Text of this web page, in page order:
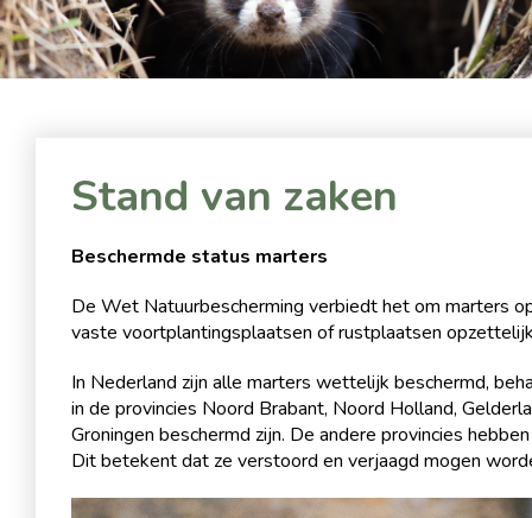
Stand van zaken
Beschermde status marters
De Wet Natuurbescherming verbiedt het om marters
vaste voortplantingsplaatsen of rustplaatsen
In Nederland zijn alle marters wettelijk beschermd,
in de provincies Noord Brabant, Noord Holland,
Groningen beschermd zijn. De andere provincies
Dit betekent dat ze verstoord en verjaagd mogen